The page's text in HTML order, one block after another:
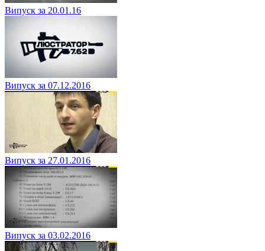
Випуск за 20.01.16
Випуск за 07.12.2016
Випуск за 27.01.2016
Випуск за 03.02.2016